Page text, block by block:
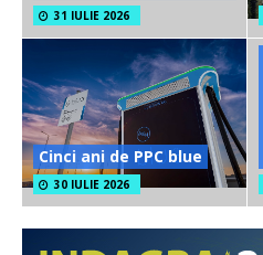
31 IULIE 2026
Cinci ani de PPC blue
30 IULIE 2026